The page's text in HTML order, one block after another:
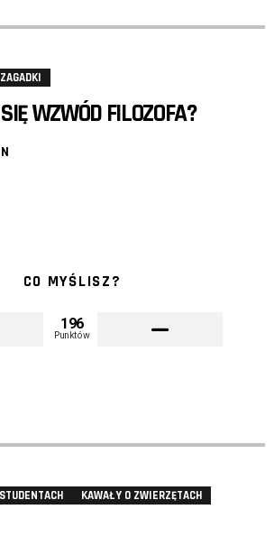
WZWÓD FILOZOFA?
CO MYŚLISZ?
196
Punktów
KAWAŁY O ZWIERZĘTACH